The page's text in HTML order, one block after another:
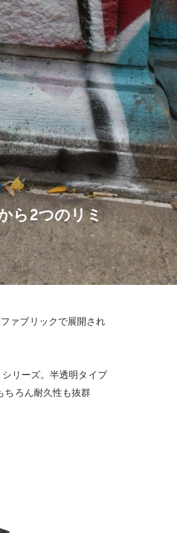
ら2つのリミ
ァブリックで展開され
シリーズ。半透明タイプ
ちろん耐久性も抜群